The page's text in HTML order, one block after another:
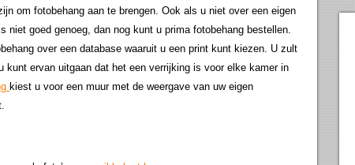
om fotobehang aan te brengen. Ook als u niet over een eigen
goed genoeg, dan nog kunt u prima fotobehang bestellen.
over een database waaruit u een print kunt kiezen. U zult
kunt ervan uitgaan dat het een verrijking is voor elke kamer in
kiest u voor een muur met de weergave van uw eigen